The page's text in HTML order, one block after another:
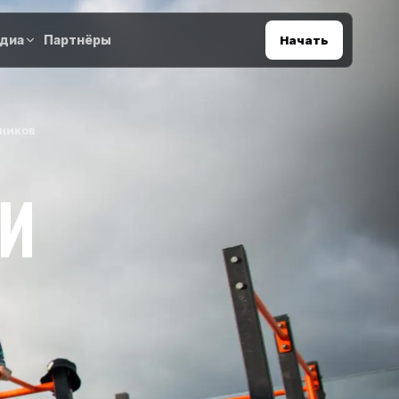
Партнёры Начать